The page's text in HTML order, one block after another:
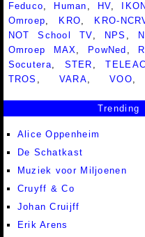
Feduco, Human , HV, IKON
Omroep, KRO, KRO-
NOT School TV, NPS ,
Omroep MAX, PowNed ,
Socutera, STER ,TELEAC
TROS , VARA,VOO
Trending
Alice Oppenheim
De Schatkast
Muziek voor Miljoenen
Cruyff & Co
Johan Cruijff
Erik Arens